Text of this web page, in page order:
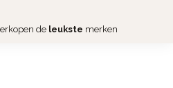
de leukste merken